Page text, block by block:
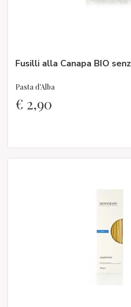
Fusilli alla Canapa BIO
Pasta d'Alba
€ 2,90